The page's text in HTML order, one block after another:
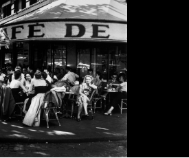
PROGRAM
2026
ARCHIVE
NEWS